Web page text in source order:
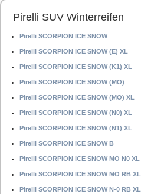
Pirelli SUV Winterreifen
Pirelli SCORPION ICE SNOW
Pirelli SCORPION ICE SNOW (E) XL
Pirelli SCORPION ICE SNOW (K1) XL
Pirelli SCORPION ICE SNOW (MO)
Pirelli SCORPION ICE SNOW (MO) XL
Pirelli SCORPION ICE SNOW (N0) XL
Pirelli SCORPION ICE SNOW (N1) XL
Pirelli SCORPION ICE SNOW B
Pirelli SCORPION ICE SNOW MO N0 XL
Pirelli SCORPION ICE SNOW MO RB XL
Pirelli SCORPION ICE SNOW N-0 RB XL